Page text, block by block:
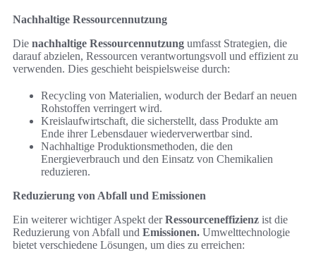
Nachhaltige Ressourcennutzung
Die nachhaltige Ressourcennutzung umfasst Strategien, die
darauf abzielen, Ressourcen verantwortungsvoll und effizient zu
verwenden. Dies geschieht beispielsweise durch:
Recycling von Materialien, wodurch der Bedarf an neuen
Rohstoffen verringert wird.
Kreislaufwirtschaft, die sicherstellt, dass Produkte am
Ende ihrer Lebensdauer wiederverwertbar sind.
Nachhaltige Produktionsmethoden, die den
Energieverbrauch und den Einsatz von Chemikalien
reduzieren.
Reduzierung von Abfall und Emissionen
Ein weiterer wichtiger Aspekt derRessourceneffizienz ist die
Reduzierung von Abfall und Emissionen. Umwelttechnologie
bietet verschiedene Lösungen, um dies zu erreichen: